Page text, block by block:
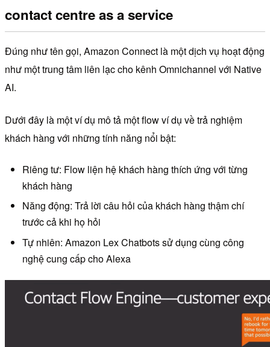
contact centre as a service
Đúng như tên gọi, Amazon Connect là một dịch vụ hoạt động
như một trung tâm liên lạc cho kênh Omnichannel với Native
AI.
Dưới đây là một ví dụ mô tả một flow ví dụ về trả nghiệm
khách hàng với những tính năng nổi bật:
Riêng tư: Flow liện hệ khách hàng thích ứng với từng
khách hàng
Năng động: Trả lời câu hỏi của khách hàng thậm chí
trước cả khi họ hỏi
Tự nhiên: Amazon Lex Chatbots sử dụng cùng công
nghệ cung cấp cho Alexa